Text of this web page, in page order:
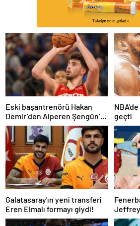
Eski başantrenörü Hakan
Demir’den Alperen Şengün’e
övgü
geçti
Galatasaray'ın yeni transferi
Eren Elmalı formayı giydi!
Jeffrey
kattı